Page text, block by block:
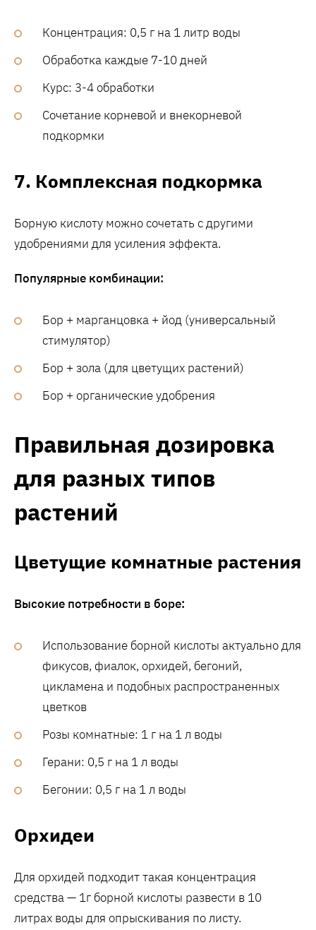
Концентрация: 0,5 г на 1 литр воды
Обработка каждые 7-10 дней
Курс: 3-4 обработки
Сочетание корневой и внекорневой
подкормки
7. Комплексная подкормка
Борную кислоту можно сочетать с другими
удобрениями для усиления эффекта.
Популярные комбинации:
Бор + марганцовка + йод (универсальный
стимулятор)
Бор + зола (для цветущих растений)
Бор + органические удобрения
Правильная дозировка
для разных типов
растений
Цветущие комнатные растения
Высокие потребности в боре:
Использование борной кислоты актуально для
фикусов, фиалок, орхидей, бегоний,
цикламена и подобных распространенных
цветков
Розы комнатные: 1 г на 1 л воды
Герани: 0,5 г на 1 л воды
Бегонии: 0,5 г на 1 л воды
Орхидеи
Для орхидей подходит такая концентрация
средства — 1г борной кислоты развести в 10
литрах воды для опрыскивания по листу.